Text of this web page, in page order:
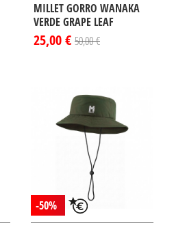
MILLET GORRO WANAKA
VERDE GRAPE LEAF
25,00 € 50,00 €
-50%